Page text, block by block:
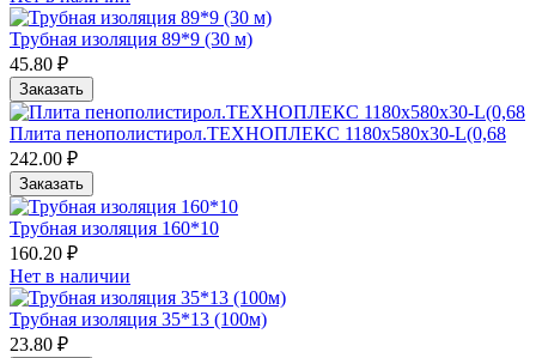
Трубная изоляция 89*9 (30 м)
45.80 ₽
Заказать
Плита пенополистирол.ТЕХНОПЛЕКС 1180х580х30-L(0,68
242.00 ₽
Заказать
Трубная изоляция 160*10
160.20 ₽
Нет в наличии
Трубная изоляция 35*13 (100м)
23.80 ₽